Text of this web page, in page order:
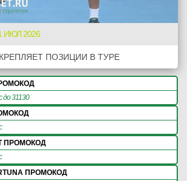
ИЮЛ 2026
ПОЗИЦИИ В ТУРЕ
до 31130
ПРОМОКОД
ПРОМОКОД